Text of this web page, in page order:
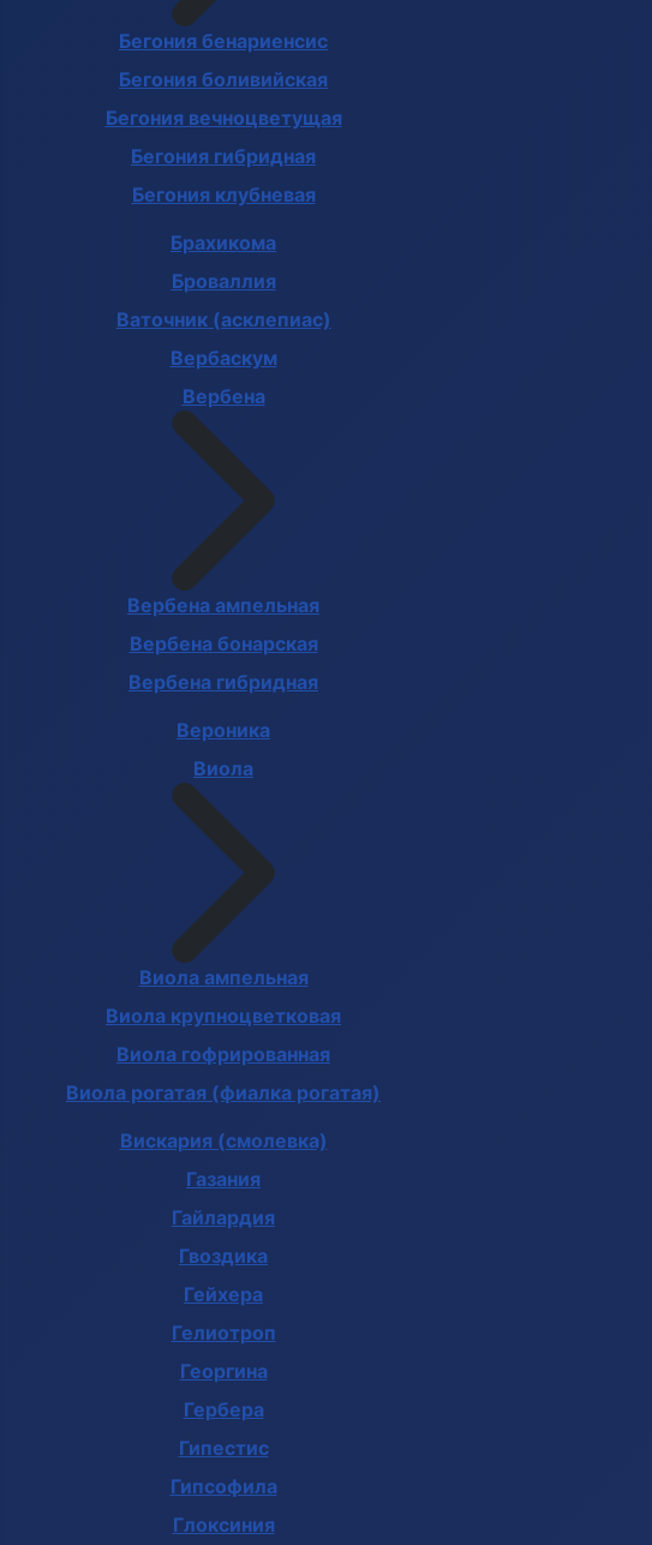
Бегония бенариенсис
Бегония боливийская
Бегония вечноцветущая
Бегония гибридная
Бегония клубневая
Брахикома
Броваллия
Ваточник (асклепиас)
Вербаскум
Вербена
Вербена ампельная
Вербена бонарская
Вербена гибридная
Вероника
Виола
Виола ампельная
Виола крупноцветковая
Виола гофрированная
Виола рогатая (фиалка рогатая)
Вискария (смолевка)
Газания
Гайлардия
Гвоздика
Гейхера
Гелиотроп
Георгина
Гербера
Гипестис
Гипсофила
Глоксиния